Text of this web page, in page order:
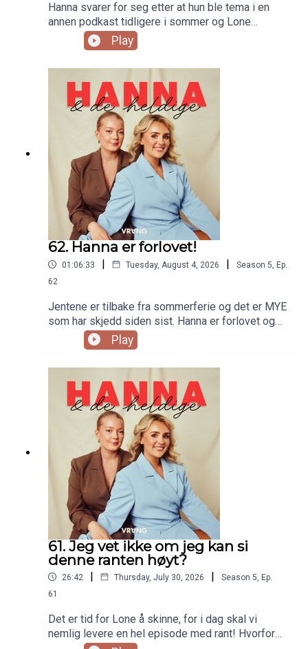
Hanna svarer for seg etter at hun ble tema i en
annen podkast tidligere i sommer og Lone
forteller hvorfor hun har valgt å slette Tinder.
Ellers byr høsten byr på mye spennende! Vi får en
oppdatering på Lone sitt boligprosjekt og et
kommende jobbintervju hun skal på denne uka.
Også har damene kommet i gang med treningen
igjen! Kan det være aktuelt å melde seg på
Norseman?
Play
62. Hanna er forlovet!
01:06:33 | Tuesday, August 4, 2026 | Season 5 Ep.
62
Jentene er tilbake fra sommerferie og det er MYE
som har skjedd siden sist. Hanna er forlovet og
forteller alt om det nydelige frieriet, og ja, det blir
tårer i studio. Lone er skuffet over gutta sine i
tiden fremover. Velkommen tilbake!
Play
61. Jeg vet ikke om jeg kan si
denne ranten høyt?
26:42 | Thursday, July 30, 2026 | Season 5 Ep.
61
Det er tid for Lone å skinne, for i dag skal vi
nemlig levere en hel episode med rant! Hvorfor